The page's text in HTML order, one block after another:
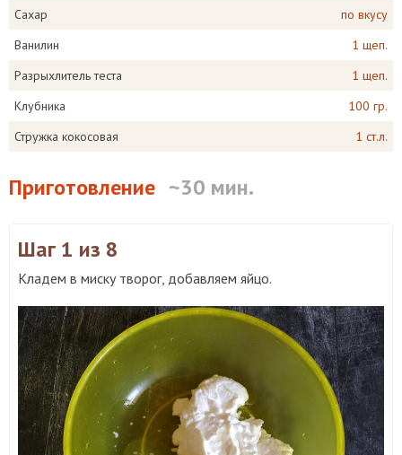
Сахар
по вкусу
Ванилин
1 щеп.
Разрыхлитель теста
1 щеп.
Клубника
100 гр.
Стружка кокосовая
1 ст.л.
Приготовление ~30 мин.
Шаг 1 из 8
Кладем в миску творог, добавляем яйцо.